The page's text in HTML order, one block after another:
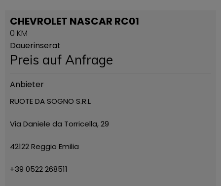
CHEVROLET NASCAR RC01
0 KM
Dauerinserat
Preis auf Anfrage
Anbieter
RUOTE DA SOGNO S.R.L
Via Daniele da Torricella, 29
42122 Reggio Emilia
+39 0522 268511